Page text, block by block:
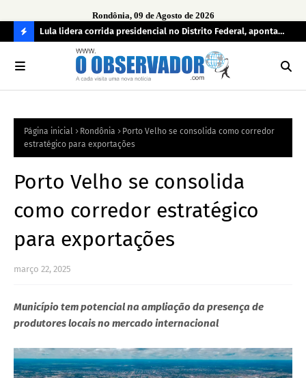
Rondônia, 09 de Agosto de 2026
O
R
Lula lidera corrida presidencial no Distrito Federal, aponta
pesquisa; Flávio Bolsonaro aparece em segundo
Página inicial Rondônia
Porto Velho se consolida como corredor
estratégico para exportações
Porto Velho se consolida
como corredor estratégico
para exportações
março 22, 2025
Município tem potencial na ampliação da presença de
produtores locais no mercado internacional